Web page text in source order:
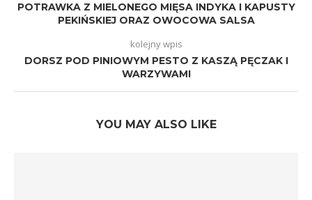
POTRAWKA Z MIELONEGO MIĘSA INDYKA I KAPUSTY
PEKIŃSKIEJ ORAZ OWOCOWA SALSA
kolejny wpis
DORSZ POD PINIOWYM PESTO Z KASZĄ PĘCZAK I
WARZYWAMI
YOU MAY ALSO LIKE